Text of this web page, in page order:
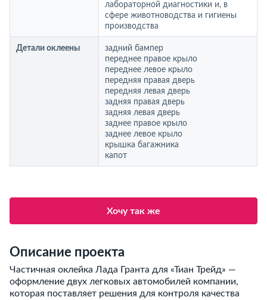
лабораторной диагностики и, в
сфере животноводства и гигиены
производства
Детали оклеены
задний бампер
переднее правое крыло
переднее левое крыло
передняя правая дверь
передняя левая дверь
задняя правая дверь
задняя левая дверь
заднее правое крыло
заднее левое крыло
крышка багажника
капот
Хочу так же
Описание проекта
Частичная оклейка Лада Гранта для «Тиан Трейд» —
оформление двух легковых автомобилей компании,
которая поставляет решения для контроля качества